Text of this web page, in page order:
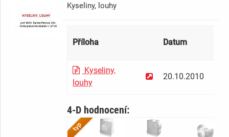
Kyseliny, louhy
Příloha Datum
Kyseliny,
louhy
20.10.2010
4-D hodnocení: